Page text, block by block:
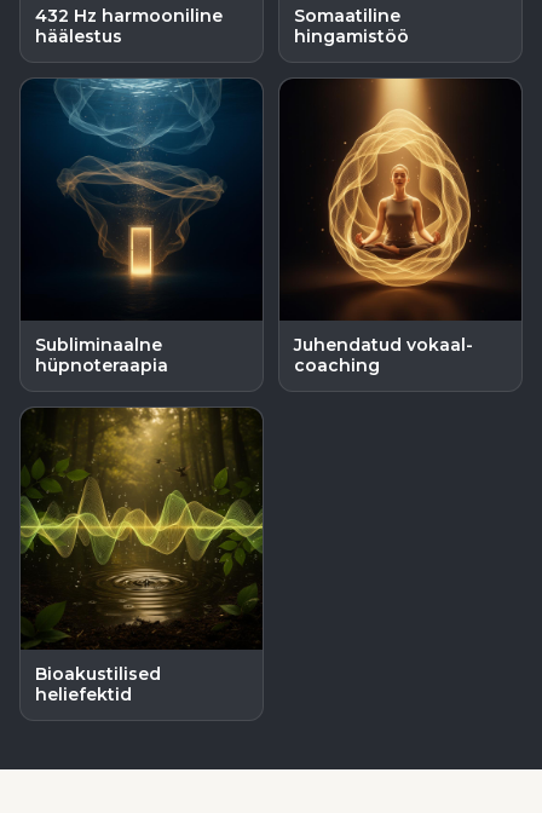
432 Hz harmooniline
häälestus
Somaatiline
hingamistöö
Subliminaalne
hüpnoteraapia
Juhendatud vokaal-
coaching
Bioakustilised
heliefektid